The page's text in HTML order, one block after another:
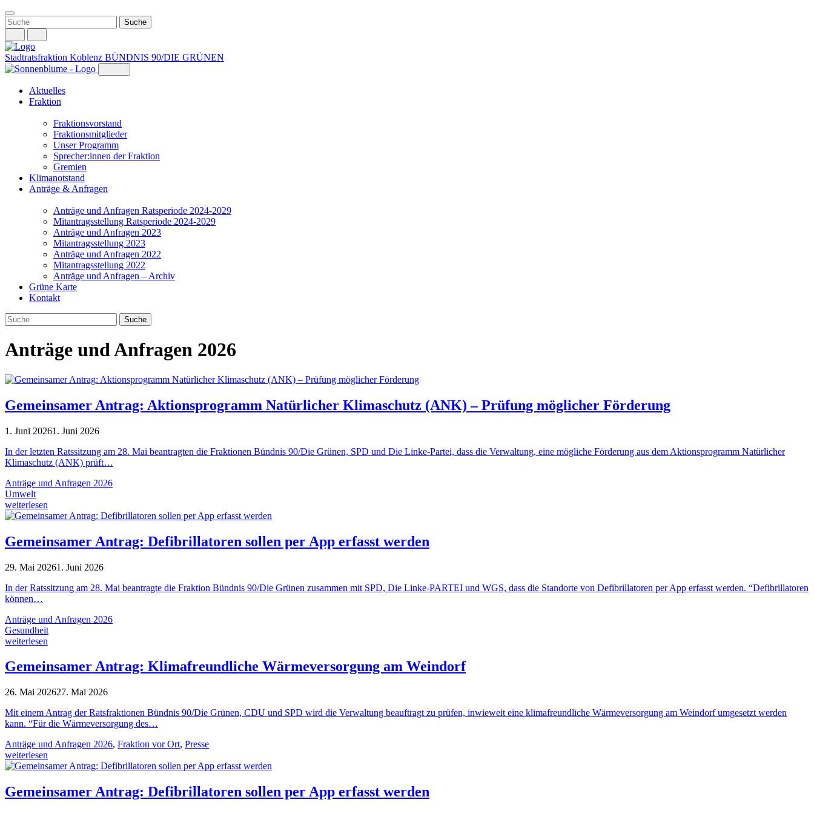
Weiter
zum
Inhalt
Stadtratsfraktion Koblenz BÜNDNIS 90/DIE GRÜNEN
Aktuelles
Fraktion
Fraktionsvorstand
Fraktionsmitglieder
Unser Programm
Sprecher:innen der Fraktion
Gremien
Klimanotstand
Anträge & Anfragen
Anträge und Anfragen Ratsperiode 2024-2029
Mitantragsstellung Ratsperiode 2024-2029
Anträge und Anfragen 2023
Mitantragsstellung 2023
Anträge und Anfragen 2022
Mitantragsstellung 2022
Anträge und Anfragen – Archiv
Grüne Karte
Kontakt
Anträge und Anfragen 2026
Gemeinsamer Antrag: Aktionsprogramm Natürlicher Klimaschutz (ANK) – Prüfung möglicher Förderung
1. Juni 20261. Juni 2026
In der letzten Ratssitzung am 28. Mai beantragten die Fraktionen Bündnis 90/Die Grünen, SPD und Die Linke-Partei, dass die Verwaltung, eine mögliche Förderung aus dem Aktionsprogramm Natürlicher
Klimaschutz (ANK) prüft…
Anträge und Anfragen 2026
Umwelt
weiterlesen
Gemeinsamer Antrag: Defibrillatoren sollen per App erfasst werden
29. Mai 20261. Juni 2026
In der Ratssitzung am 28. Mai beantragte die Fraktion Bündnis 90/Die Grünen zusammen mit SPD, Die Linke-PARTEI und WGS, dass die Standorte von Defibrillatoren per App erfasst werden. “Defibrillatoren
können…
Anträge und Anfragen 2026
Gesundheit
weiterlesen
Gemeinsamer Antrag: Klimafreundliche Wärmeversorgung am Weindorf
26. Mai 202627. Mai 2026
Mit einem Antrag der Ratsfraktionen Bündnis 90/Die Grünen, CDU und SPD wird die Verwaltung beauftragt zu prüfen, inwieweit eine klimafreundliche Wärmeversorgung am Weindorf umgesetzt werden
kann. “Für die Wärmeversorgung des…
Anträge und Anfragen 2026, Fraktion vor Ort, Presse
weiterlesen
Gemeinsamer Antrag: Defibrillatoren sollen per App erfasst werden